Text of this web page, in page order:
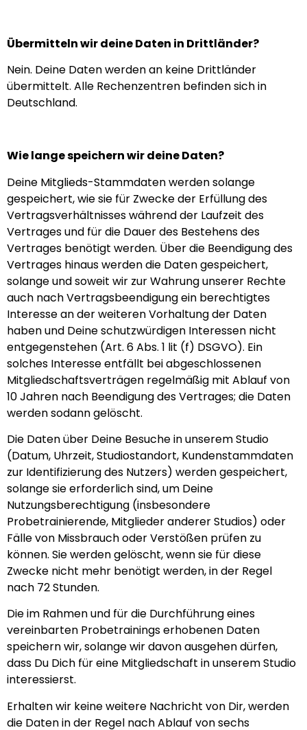
Übermitteln wir deine Daten in Drittländer?
Nein. Deine Daten werden an keine Drittländer
übermittelt. Alle Rechenzentren befinden sich in
Deutschland.
Wie lange speichern wir deine Daten?
Deine Mitglieds-Stammdaten werden solange
gespeichert, wie sie für Zwecke der Erfüllung des
Vertragsverhältnisses während der Laufzeit des
Vertrages und für die Dauer des Bestehens des
Vertrages benötigt werden. Über die Beendigung des
Vertrages hinaus werden die Daten gespeichert,
solange und soweit wir zur Wahrung unserer Rechte
auch nach Vertragsbeendigung ein berechtigtes
Interesse an der weiteren Vorhaltung der Daten
haben und Deine schutzwürdigen Interessen nicht
entgegenstehen (Art. 6 Abs. 1 lit (f) DSGVO). Ein
solches Interesse entfällt bei abgeschlossenen
Mitgliedschaftsverträgen regelmäßig mit Ablauf von
10 Jahren nach Beendigung des Vertrages; die Daten
werden sodann gelöscht.
Die Daten über Deine Besuche in unserem Studio
(Datum, Uhrzeit, Studiostandort, Kundenstammdaten
zur Identifizierung des Nutzers) werden gespeichert,
solange sie erforderlich sind, um Deine
Nutzungsberechtigung (insbesondere
Probetrainierende, Mitglieder anderer Studios) oder
Fälle von Missbrauch oder Verstößen prüfen zu
können. Sie werden gelöscht, wenn sie für diese
Zwecke nicht mehr benötigt werden, in der Regel
nach 72 Stunden.
Die im Rahmen und für die Durchführung eines
vereinbarten Probetrainings erhobenen Daten
speichern wir, solange wir davon ausgehen dürfen,
dass Du Dich für eine Mitgliedschaft in unserem Studio
interessierst.
Erhalten wir keine weitere Nachricht von Dir, werden
die Daten in der Regel nach Ablauf von sechs